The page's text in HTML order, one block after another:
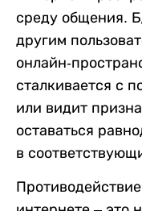
среду общения.
другим
онлайн-
сталкивается с
или видит
оставаться
в